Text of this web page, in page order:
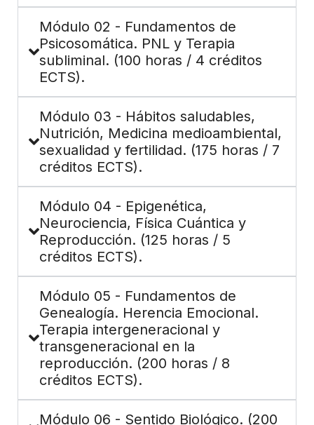
Módulo 02 - Fundamentos de
Psicosomática. PNL y Terapia
subliminal. (100 horas / 4 créditos
ECTS).
Módulo 03 - Hábitos saludables,
Nutrición, Medicina medioambiental,
sexualidad y fertilidad. (175 horas / 7
créditos ECTS).
Módulo 04 - Epigenética,
Neurociencia, Física Cuántica y
Reproducción. (125 horas / 5
créditos ECTS).
Módulo 05 - Fundamentos de
Genealogía. Herencia Emocional.
Terapia intergeneracional y
transgeneracional en la
reproducción. (200 horas / 8
créditos ECTS).
Módulo 06 - Sentido Biológico. (200